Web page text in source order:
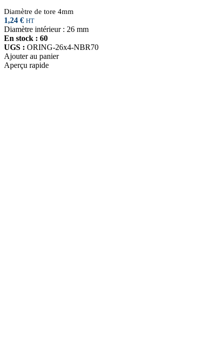
Diamètre de tore 4mm
1,24 € HT
Diamètre intérieur : 26 mm
En stock : 60
UGS : ORING-26x4-NBR70
Ajouter au panier
Aperçu rapide